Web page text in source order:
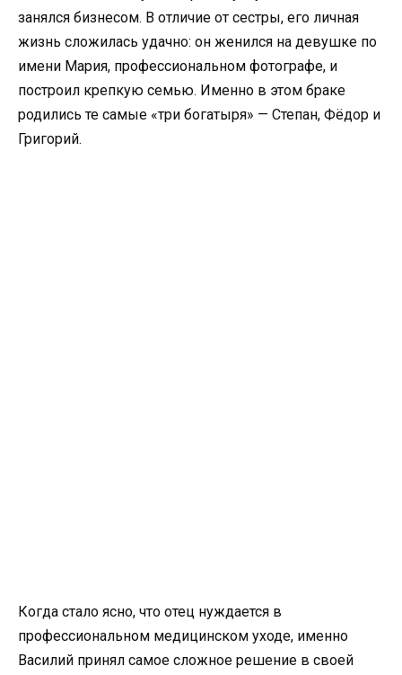
занялся бизнесом. В отличие от сестры, его личная
жизнь сложилась удачно: он женился на девушке по
имени Мария, профессиональном фотографе, и
построил крепкую семью. Именно в этом браке
родились те самые «три богатыря» — Степан, Фёдор и
Григорий.
Когда стало ясно, что отец нуждается в
профессиональном медицинском уходе, именно
Василий принял самое сложное решение в своей